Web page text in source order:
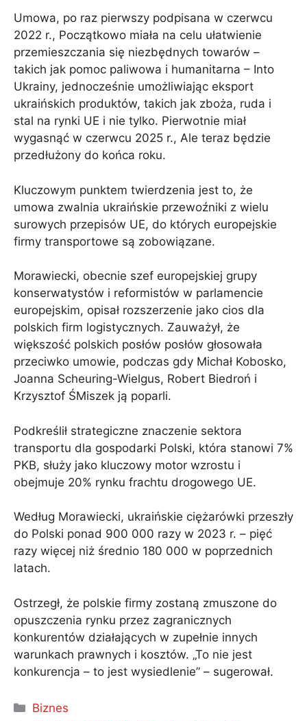
Umowa, po raz pierwszy podpisana w czerwcu
2022 r., Początkowo miała na celu ułatwienie
przemieszczania się niezbędnych towarów –
takich jak pomoc paliwowa i humanitarna – Into
Ukrainy, jednocześnie umożliwiając eksport
ukraińskich produktów, takich jak zboża, ruda i
stal na rynki UE i nie tylko. Pierwotnie miał
wygasnąć w czerwcu 2025 r., Ale teraz będzie
przedłużony do końca roku.
Kluczowym punktem twierdzenia jest to, że
umowa zwalnia ukraińskie przewoźniki z wielu
surowych przepisów UE, do których europejskie
firmy transportowe są zobowiązane.
Morawiecki, obecnie szef europejskiej grupy
konserwatystów i reformistów w parlamencie
europejskim, opisał rozszerzenie jako cios dla
polskich firm logistycznych. Zauważył, że
większość polskich posłów posłów głosowała
przeciwko umowie, podczas gdy Michał Kobosko,
Joanna Scheuring-Wielgus, Robert Biedroń i
Krzysztof ŚMiszek ją poparli.
Podkreślił strategiczne znaczenie sektora
transportu dla gospodarki Polski, która stanowi 7%
PKB, służy jako kluczowy motor wzrostu i
obejmuje 20% rynku frachtu drogowego UE.
Według Morawiecki, ukraińskie ciężarówki przeszły
do ​​Polski ponad 900 000 razy w 2023 r. – pięć
razy więcej niż średnio 180 000 w poprzednich
latach.
Ostrzegł, że polskie firmy zostaną zmuszone do
opuszczenia rynku przez zagranicznych
konkurentów działających w zupełnie innych
warunkach prawnych i kosztów. „To nie jest
konkurencja – to jest wysiedlenie” – sugerował.
Kategorie
Biznes